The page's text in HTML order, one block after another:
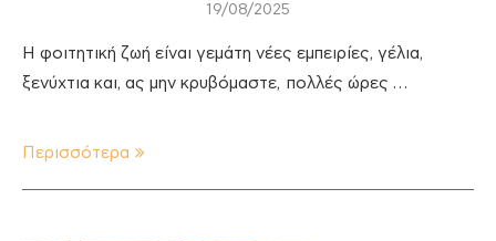
19/08/2025
Η φοιτητική ζωή είναι γεμάτη νέες εμπειρίες, γέλια,
ξενύχτια και, ας μην κρυβόμαστε, πολλές ώρες …
Περισσότερα